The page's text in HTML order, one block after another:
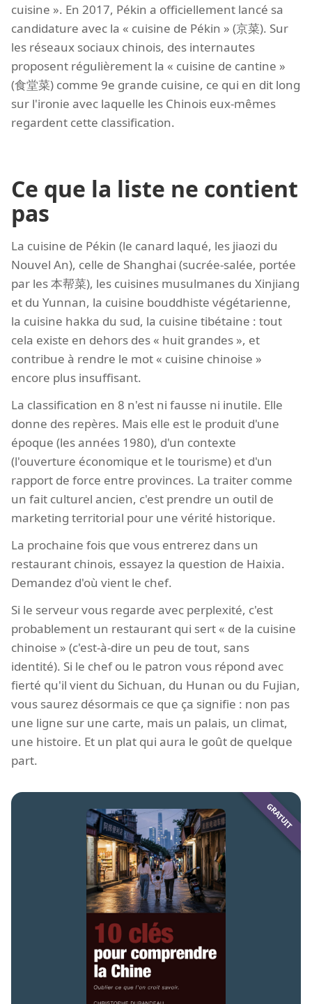
cuisine ». En 2017, Pékin a officiellement lancé sa
candidature avec la « cuisine de Pékin » (京菜). Sur
les réseaux sociaux chinois, des internautes
proposent régulièrement la « cuisine de cantine »
(食堂菜) comme 9e grande cuisine, ce qui en dit long
sur l'ironie avec laquelle les Chinois eux-mêmes
regardent cette classification.
Ce que la liste ne contient
pas
La cuisine de Pékin (le canard laqué, les jiaozi du
Nouvel An), celle de Shanghai (sucrée-salée, portée
par les 本帮菜), les cuisines musulmanes du Xinjiang
et du Yunnan, la cuisine bouddhiste végétarienne,
la cuisine hakka du sud, la cuisine tibétaine : tout
cela existe en dehors des « huit grandes », et
contribue à rendre le mot « cuisine chinoise »
encore plus insuffisant.
La classification en 8 n'est ni fausse ni inutile. Elle
donne des repères. Mais elle est le produit d'une
époque (les années 1980), d'un contexte
(l'ouverture économique et le tourisme) et d'un
rapport de force entre provinces. La traiter comme
un fait culturel ancien, c'est prendre un outil de
marketing territorial pour une vérité historique.
La prochaine fois que vous entrerez dans un
restaurant chinois, essayez la question de Haixia.
Demandez d'où vient le chef.
Si le serveur vous regarde avec perplexité, c'est
probablement un restaurant qui sert « de la cuisine
chinoise » (c'est-à-dire un peu de tout, sans
identité). Si le chef ou le patron vous répond avec
fierté qu'il vient du Sichuan, du Hunan ou du Fujian,
vous saurez désormais ce que ça signifie : non pas
une ligne sur une carte, mais un palais, un climat,
une histoire. Et un plat qui aura le goût de quelque
part.